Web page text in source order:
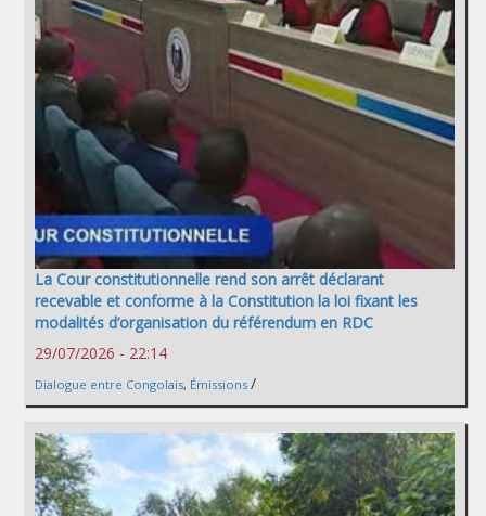
La Cour constitutionnelle rend son arrêt déclarant
recevable et conforme à la Constitution la loi fixant les
modalités d’organisation du référendum en RDC
29/07/2026 - 22:14
Dialogue entre Congolais, Émissions /